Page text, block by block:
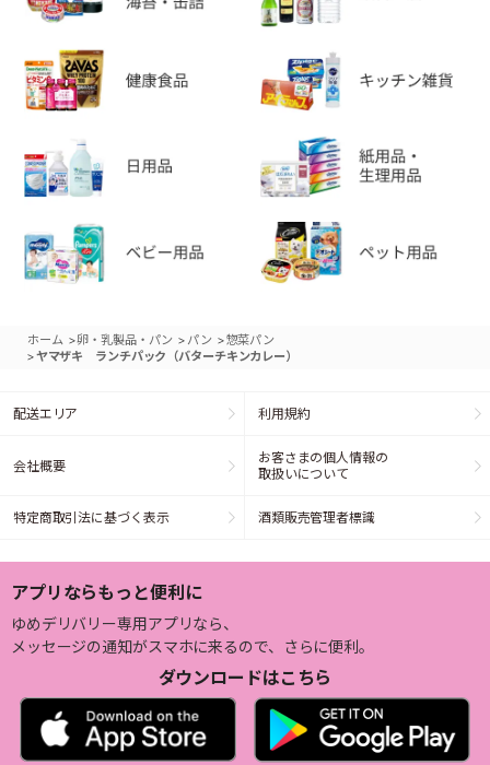
ホーム >卵・乳製品・パン > パン >惣菜パン
>ヤマザキ ランチパック（バターチキンカレー）
配送エリア 利用規約
会社概要
お客さまの個人情報の
取扱いについて
特定商取引法に基づく表示 酒類販売管理者標識
アプリならもっと便利に
ゆめデリバリー専用アプリなら、
メッセージの通知がスマホに来るので、さらに便利。
ダウンロードはこちら